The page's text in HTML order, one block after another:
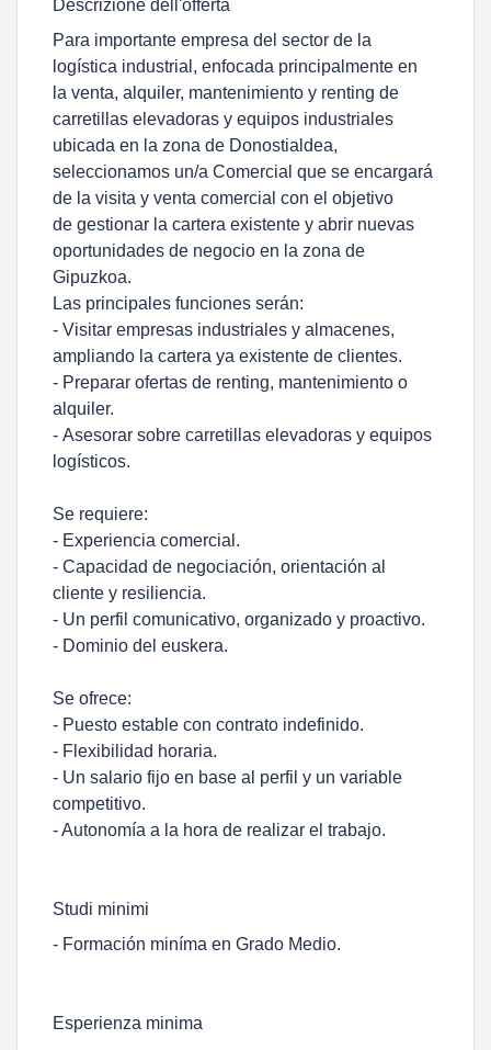
Descrizione dell'offerta
Para importante empresa del sector de la
logística industrial, enfocada principalmente en
la venta, alquiler, mantenimiento y renting de
carretillas elevadoras y equipos industriales
ubicada en la zona de Donostialdea,
seleccionamos un/a Comercial que se encargará
de la visita y venta comercial con el objetivo
de gestionar la cartera existente y abrir nuevas
oportunidades de negocio en la zona de
Gipuzkoa.
Las principales funciones serán:
- Visitar empresas industriales y almacenes,
ampliando la cartera ya existente de clientes.
- Preparar ofertas de renting, mantenimiento o
alquiler.
- Asesorar sobre carretillas elevadoras y equipos
logísticos.
Se requiere:
- Experiencia comercial.
- Capacidad de negociación, orientación al
cliente y resiliencia.
- Un perfil comunicativo, organizado y proactivo.
- Dominio del euskera.
Se ofrece:
- Puesto estable con contrato indefinido.
- Flexibilidad horaria.
- Un salario fijo en base al perfil y un variable
competitivo.
- Autonomía a la hora de realizar el trabajo.
Studi minimi
- Formación miníma en Grado Medio.
Esperienza minima